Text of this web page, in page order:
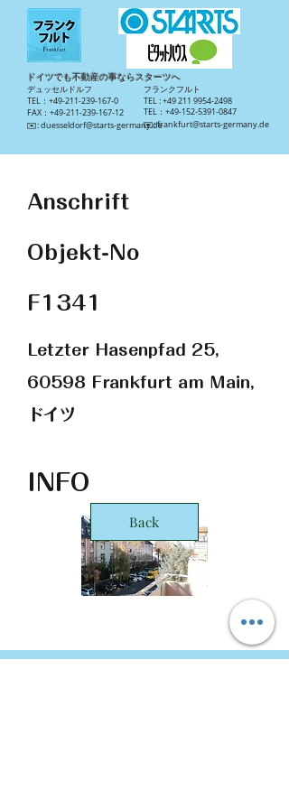
ドイツでも不動産の事ならスターツへ
​フランクフルト
TEL :+49 211 9954-2498
TEL：+49-152-5391-0847
​✉️:frankfurt@starts-germany.de
​デュッセルドルフ
TEL：+49-211-239-167-0
FAX：+49-211-239-167-12
​✉️:duesseldorf@starts-germany.de
Anschrift
Objekt-No
F1341
Letzter Hasenpfad 25,
60598 Frankfurt am Main,
ドイツ
INFO
Back